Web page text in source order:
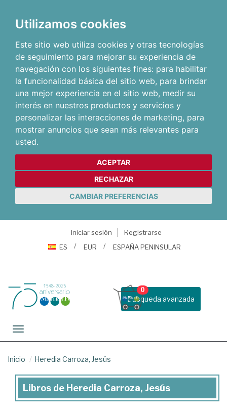
Utilizamos cookies
Este sitio web utiliza cookies y otras tecnologías
de seguimiento para mejorar su experiencia de
navegación con los siguientes fines: para habilitar
la funcionalidad básica del sitio web, para brindar
una mejor experiencia en el sitio web, medir su
interés en nuestros productos y servicios y
personalizar las interacciones de marketing, para
mostrar anuncios que sean más relevantes para
usted.
ACEPTAR
RECHAZAR
CAMBIAR PREFERENCIAS
Iniciar sesión
Registrarse
ES
EUR ESPAÑA PENINSULAR
Busqueda avanzada
0
Toggle navigation
Inicio Heredia Carroza, Jesús
Libros
Libros de Heredia Carroza, Jesús